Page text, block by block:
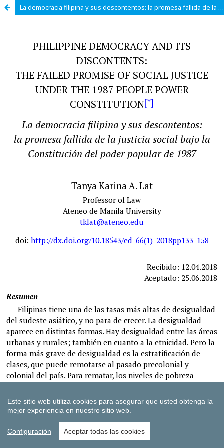
La democracia filipina y sus descontentos: la promesa fallida de la justicia social bajo la Constitución del poder popular de 1987
Este sitio web utiliza cookies para asegurar que usted obtenga la
mejor experiencia en nuestro sitio web.
Configuración Aceptar todas las cookies